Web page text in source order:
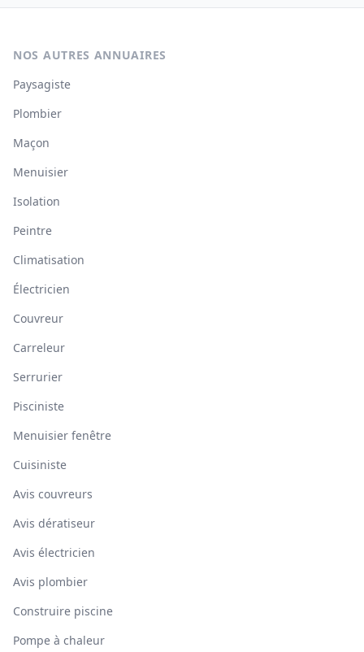
NOS AUTRES ANNUAIRES
Paysagiste
Plombier
Maçon
Menuisier
Isolation
Peintre
Climatisation
Électricien
Couvreur
Carreleur
Serrurier
Pisciniste
Menuisier fenêtre
Cuisiniste
Avis couvreurs
Avis dératiseur
Avis électricien
Avis plombier
Construire piscine
Pompe à chaleur